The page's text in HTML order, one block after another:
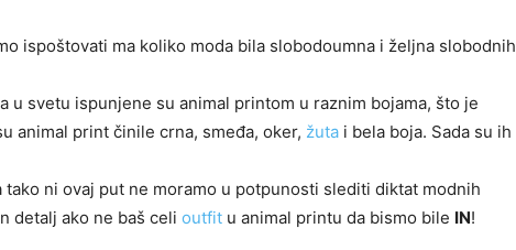
ispoštovati ma koliko moda bila slobodoumna i željna slobodnih
u svetu ispunjene su animal printom u raznim bojama, što je
animal print činile crna, smeđa, oker, žuta i bela boja. Sada su ih
tako ni ovaj put ne moramo u potpunosti slediti diktat modnih
detalj ako ne baš celi outfit u animal printu da bismo bile IN!